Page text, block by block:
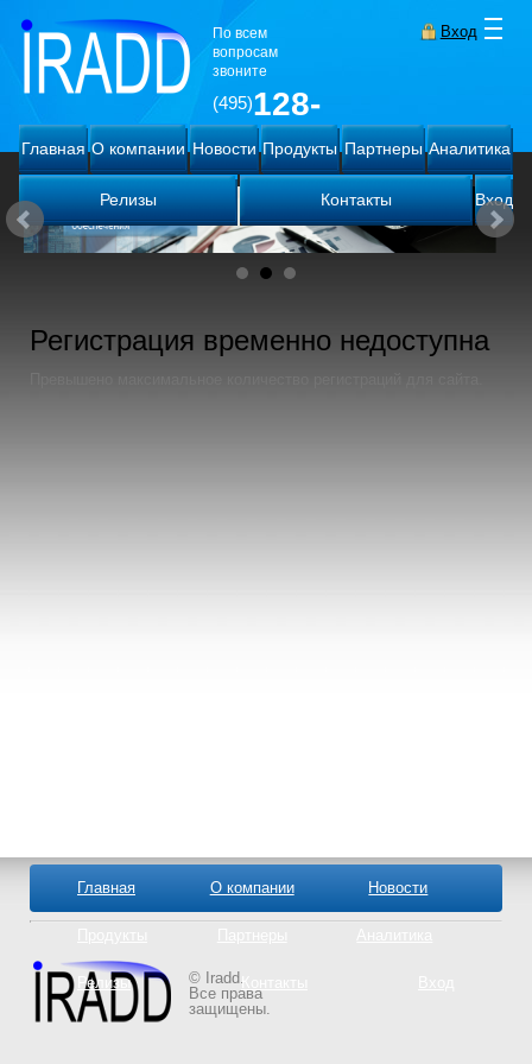
Разработка ПО,
внедрение ПО,
консалтинг
По всем
вопросам
звоните
(495)128-
78-71
mail@iradd.ru
Вход
Главная О компании Новости Продукты Партнеры Аналитика
Релизы Контакты Вход
Регистрация временно недоступна
Главная О компании Новости
Релизы Контакты
© Iradd.
Все права
защищены.